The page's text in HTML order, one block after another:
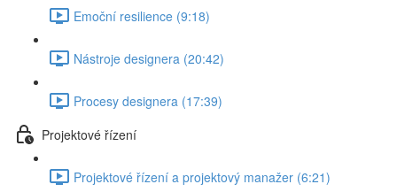
Emoční resilience (9:18)
Nástroje designera (20:42)
Procesy designera (17:39)
Projektové řízení
Projektové řízení a projektový manažer (6:21)